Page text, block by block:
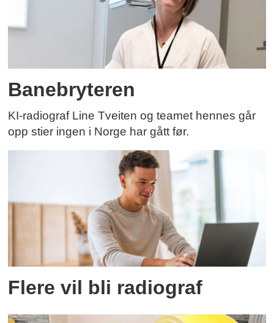
Banebryteren
KI-radiograf Line Tveiten og teamet hennes går
opp stier ingen i Norge har gått før.
Flere vil bli radiograf